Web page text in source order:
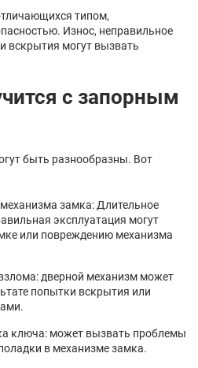
типом,
Износ, неправильное
вскрытия могут вызвать
с запорным
быть разнообразны. Вот
замка: Длительное
эксплуатация могут
или повреждению механизма
дверной механизм может
попытки вскрытия или
ключа: может вызвать проблемы
в механизме замка.